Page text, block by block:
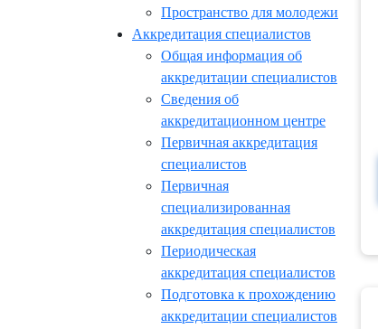
Пространство для молодежи
Аккредитация специалистов
Общая информация об
аккредитации специалистов
Сведения об
аккредитационном центре
Первичная аккредитация
специалистов
Первичная
специализированная
аккредитация специалистов
Периодическая
аккредитация специалистов
Подготовка к прохождению
аккредитации специалистов